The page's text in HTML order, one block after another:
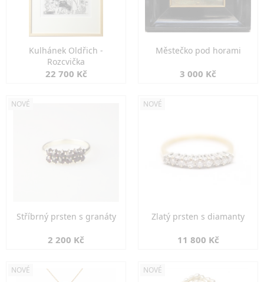
Kulhánek Oldřich -
Rozcvička
22 700 Kč
Městečko pod horami
3 000 Kč
NOVÉ
Stříbrný prsten s granáty
2 200 Kč
NOVÉ
Zlatý prsten s diamanty
11 800 Kč
NOVÉ NOVÉ